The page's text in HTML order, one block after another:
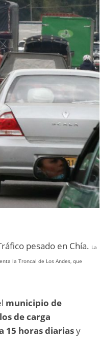
pesado en Chía. La
la Troncal de Los Andes, que
municipio de
de carga
15 horas diariasy